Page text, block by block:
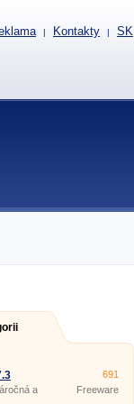
a
691
Freeware
| Kontakty | SK